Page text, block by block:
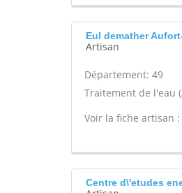
Eul demather
Artisan
Département: 49
Traitement de l'eau
Voir la fiche artisan :
Centre d\'etudes